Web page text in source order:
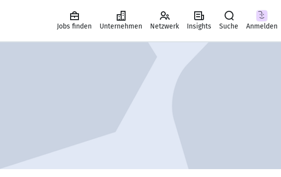
Jobs finden Unternehmen Netzwerk Insights Suche Anmelden